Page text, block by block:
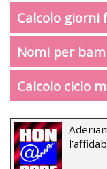
Calcolo giorni
Nomi per
Calcolo ciclo